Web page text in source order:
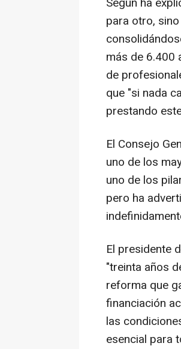
para otro,
más de 6.400
de
que "si nada
prestando
El Consejo
uno de los
uno de los
pero ha
El presidente
"treinta años
reforma que
financiación
las
esencial para